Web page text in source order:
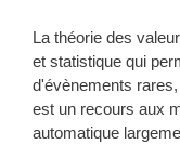
La théorie des
et statistique qui
d'évènements
est un recours aux
automatique